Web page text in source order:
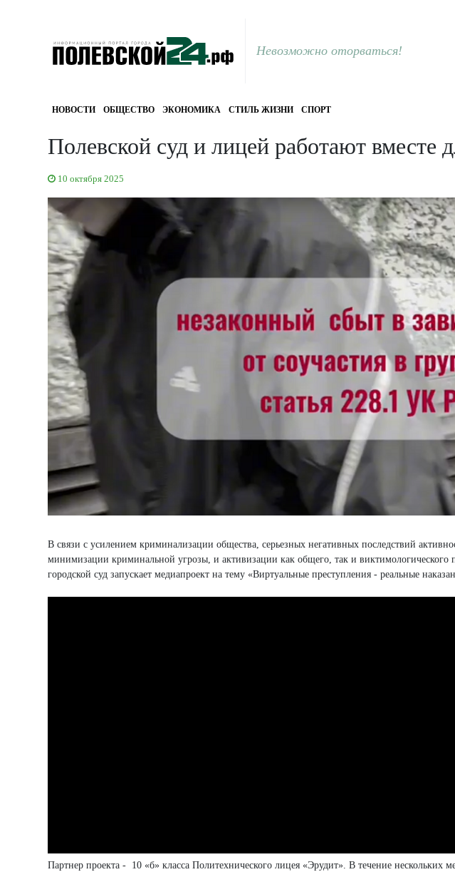
Невозможно оторваться!
НОВОСТИ ОБЩЕСТВО ЭКОНОМИКА СТИЛЬ ЖИЗНИ СПОРТ
Полевской суд и лицей работают вместе
10 октября 2025
В связи с усилением криминализации общества, серьезных негативных последствий
минимизации криминальной угрозы, и активизации как общего, так и виктимологического
городской суд запускает медиапроект на тему «Виртуальные преступления - реальные
Партнер проекта - 10 «б» класса Политехнического лицея «Эрудит». В течение нескольких